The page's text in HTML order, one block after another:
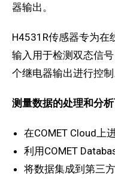
器输出。
H4531R传感器专为在
输入用于检测双态信
个继电器输出进行控制
测量数据的处理和分
在COMET Cloud上
利用COMET
将数据集成到第三